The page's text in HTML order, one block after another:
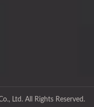
Ltd.All Rights Reserved.